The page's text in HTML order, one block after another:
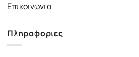
Επικοινωνία
Πληροφορίες